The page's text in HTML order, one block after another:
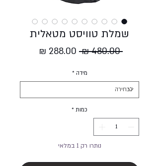
שמלת טוויסט מטאלית
‏480.00 ‏₪
מחיר
מידה *
כמות *
נותרו רק 1 במלאי